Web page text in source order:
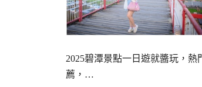
2025碧潭景點一日遊就醬玩，
薦，…